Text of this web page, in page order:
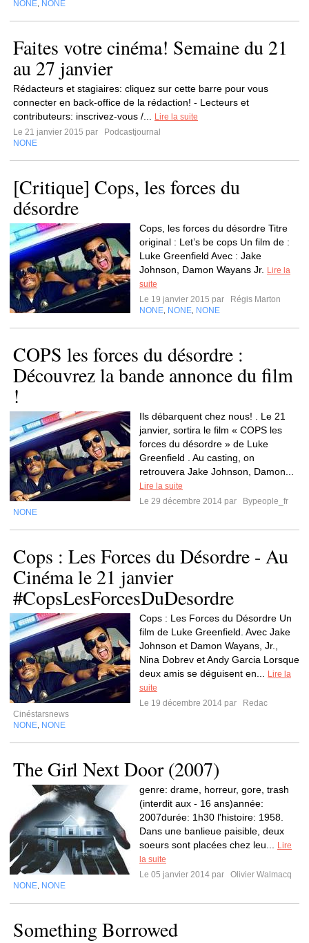
NONE NONE
Faites votre cinéma! Semaine du 21
au 27 janvier
Rédacteurs et stagiaires: cliquez sur cette barre pour vous
connecter en back-office de la rédaction! - Lecteurs et
contributeurs: inscrivez-vous /...
Lire la suite
Le 21 janvier 2015 par
Podcastjournal
NONE
[Critique] Cops, les forces du
désordre
Cops, les forces du désordre Titre
original : Let’s be cops Un film de :
Luke Greenfield Avec : Jake
Johnson, Damon Wayans Jr.
Lire la
suite
Le 19 janvier 2015 par
Régis Marton
NONE NONE NONE
COPS les forces du désordre :
Découvrez la bande annonce du film
!
Ils débarquent chez nous! . Le 21
janvier, sortira le film « COPS les
forces du désordre » de Luke
Greenfield . Au casting, on
retrouvera Jake Johnson, Damon...
Lire la suite
Le 29 décembre 2014 par
Bypeople_fr
NONE
Cops : Les Forces du Désordre - Au
Cinéma le 21 janvier
#CopsLesForcesDuDesordre
Cops : Les Forces du Désordre Un
film de Luke Greenfield. Avec Jake
Johnson et Damon Wayans, Jr.,
Nina Dobrev et Andy Garcia Lorsque
deux amis se déguisent en...
Lire la
suite
Le 19 décembre 2014 par
Redac
Cinéstarsnews
NONE NONE
The Girl Next Door (2007)
genre: drame, horreur, gore, trash
(interdit aux - 16 ans)année:
2007durée: 1h30 l'histoire: 1958.
Dans une banlieue paisible, deux
soeurs sont placées chez leu...
Lire
la suite
Le 05 janvier 2014 par
Olivier Walmacq
NONE NONE
Something Borrowed